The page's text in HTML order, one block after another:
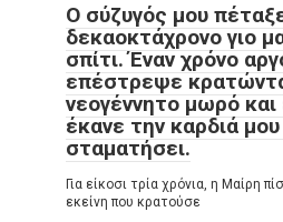
Ο σύζυγός μου
δεκαοκτάχρονο γιο
σπίτι. Έναν χρόνο
επέστρεψε
νεογέννητο μωρό και
έκανε την καρδιά
σταματήσει.
Για είκοσι τρία χρόνια, η Μαίρη
εκείνη που κρατούσε